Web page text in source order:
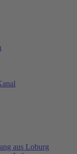
aus Loburg